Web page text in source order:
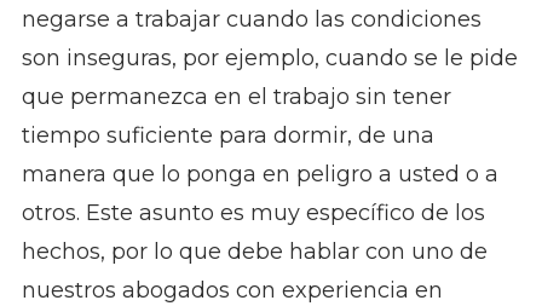
negarse a trabajar cuando las condiciones
son inseguras, por ejemplo, cuando se le pide
que permanezca en el trabajo sin tener
tiempo suficiente para dormir, de una
manera que lo ponga en peligro a usted o a
otros. Este asunto es muy específico de los
hechos, por lo que debe hablar con uno de
nuestros abogados con experiencia en